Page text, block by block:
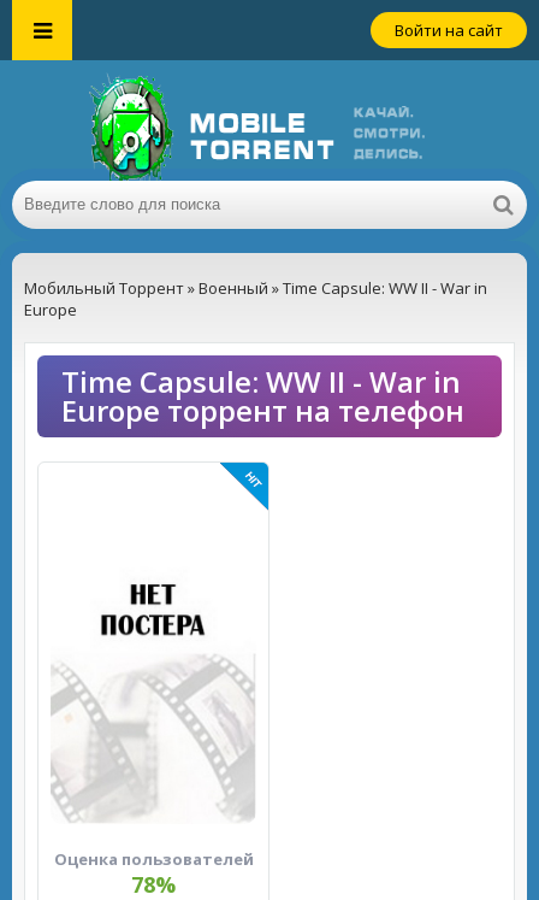
Войти на сайт
Мобильный Торрент»Военный » Time Capsule: WW II - War in
Europe
Time Capsule: WW II - War in
Europe торрент на телефон
Оценка пользователей
78%